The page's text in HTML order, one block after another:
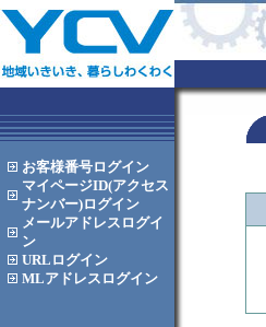
お客様番号ログイン
マイページID(アクセス
ナンバー)ログイン
メールアドレス ログイ
ン
URL ログイン
MLアドレス ログイン